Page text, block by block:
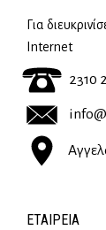
Για
Internet
2310
ΕΤΑΙΡΕΊΑ